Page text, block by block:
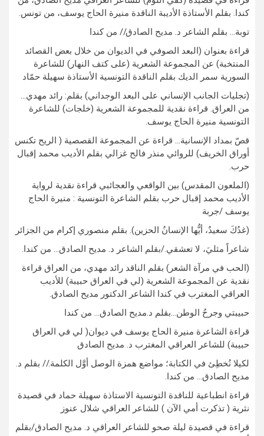
كندا. بقلم الأستاذة الأديبة الناقدة منيرة الحاج يوسف، من تونس.
توبة… بقلم الشاعر د. مديح الصادق// من كندا
قراءة بعنوان (البعد الصوفي في الديوان من خلال بعض القصائد
المنتخبة) عن المجموعة الشعرية (على كتف النهار) للشاعرة
السورية سمر الديك بقلم الناقدة التونسية الأستاذة سهيلة حمّاد
(تجليات الجانب الإنساني على البعد الوجداني) بقلم: رائد مهدي…
من العراق. قراءة نقدية للمجموعة الشعرية (خلجات) للشاعرة
التونسية منيرة الحاج يوسف.
قصّ بمداد الإنسانية… قراءة عن المجموعة القصصية ( الريح تكنس
أوراق الخريف) للروائي منذر فالح غزالي بقلم الأديب محمد إقبال
حرب.
(الملعون المقدس) بين الواقعي والعجائبي قراءة نقدية لرواية
الأديب محمد إقبال حرب بقلم الشاعرة التونسية : منيرة الحاج
يوسف /جربة
(غدُكَ سعيدٌ، أيُّها الإنسانُ الحزين). بقلم منصوري إكرام من الجزائر
شاعراً مثليَ، لا تعشقي./بقلم الشاعر د. مديح الصادق… من كندا.
(الحب في مرآة الشعر) بقلم الناقد رائد مهدي، من العراق قراءة
نقدية عن المجموعة الشعرية (لي في العراق حبيبة) للأديب
العراقي المغترب في كندا الشاعر الدكتور مديح الصادق.
حبيبتي وجرحُ الوطن…بقلم د.مديح الصادق… من كندا
قراءة الشاعرة منيرة الحاج يوسف في ديوان( لي في العراق
حبيبة) للشاعر العراقي المغترب د. مديح الصادق
لكيلا نُخطِئ في الكتابة؛ مواضع همزة الوصل أوَّل الكلمة.// بقلم د.
مديح الصادق… من كندا.
قراءة انطباعية للناقدة التونسية الاستاذة سهيلة حماد في قصيدة
نثرية ( تذكرت أمي الآن ) للشاعر العراقي شلال عنوز
قراءة في قصيدة ليلة صحو للشاعر العراقي د. مديح الصادق/بقلم